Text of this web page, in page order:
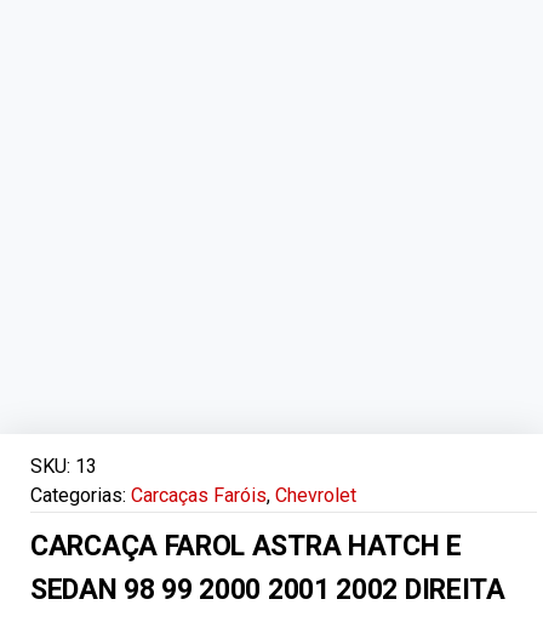
SKU: 13
Categorias: Carcaças Faróis, Chevrolet
CARCAÇA FAROL ASTRA HATCH E
SEDAN 98 99 2000 2001 2002 DIREITA